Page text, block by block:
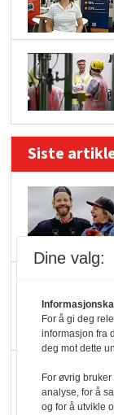
Siste
Dine valg:
For å gi deg
informasjon fra
deg mot dette
For øvrig
analyse, for å
og for å utvikle